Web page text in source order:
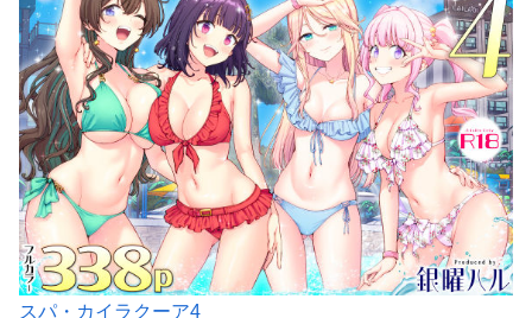
スパ・カイラクーア4